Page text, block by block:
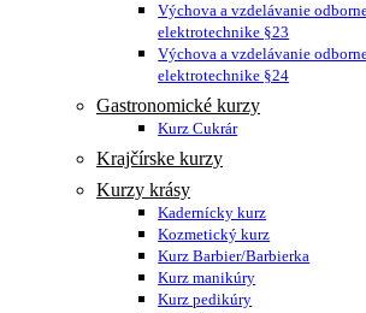
Výchova a vzdelávanie
elektrotechnike §23
Výchova a vzdelávanie
elektrotechnike §24
Gastronomické kurzy
Kurz Cukrár
Krajčírske kurzy
Kurzy krásy
Kadernícky kurz
Kozmetický kurz
Kurz Barbier/Barbierka
Kurz manikúry
Kurz pedikúry